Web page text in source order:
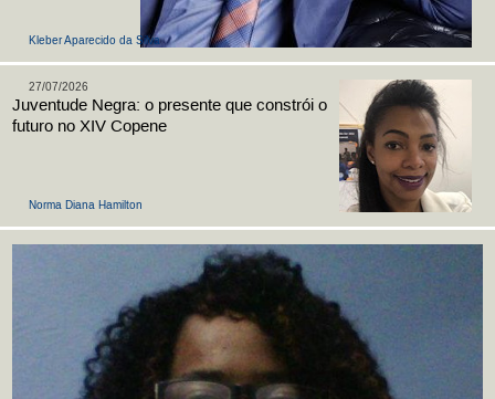
Kleber Aparecido da Silva
Norma Diana Hamilton
27/07/2026
Juventude Negra: o presente que constrói o
futuro no XIV Copene